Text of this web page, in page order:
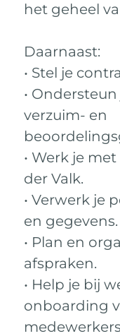
het geheel
Daarnaast:
• Stel je
•
verzuim- en
• Werk je
der Valk.
• Verwerk je
en gegevens.
• Plan en
afspraken.
• Help je bij
onboarding